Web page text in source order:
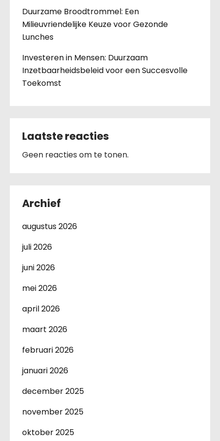
Duurzame Broodtrommel: Een
Milieuvriendelijke Keuze voor Gezonde
Lunches
Investeren in Mensen: Duurzaam
Inzetbaarheidsbeleid voor een Succesvolle
Toekomst
Laatste reacties
Geen reacties om te tonen.
Archief
augustus 2026
juli 2026
juni 2026
mei 2026
april 2026
maart 2026
februari 2026
januari 2026
december 2025
november 2025
oktober 2025